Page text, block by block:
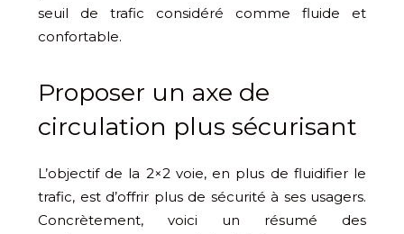
seuil de trafic considéré comme fluide et
confortable.
Proposer un axe de
circulation plus sécurisant
L’objectif de la 2×2 voie, en plus de fluidifier le
trafic, est d’offrir plus de sécurité à ses usagers.
Concrètement, voici un résumé des